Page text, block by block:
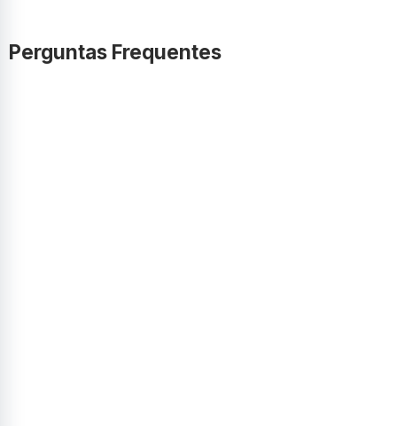
Perguntas Frequentes